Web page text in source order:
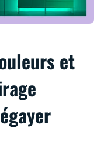
et